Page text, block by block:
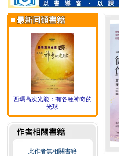
西瑪高次光能：有各種神奇的
光球
此作者無相關書籍